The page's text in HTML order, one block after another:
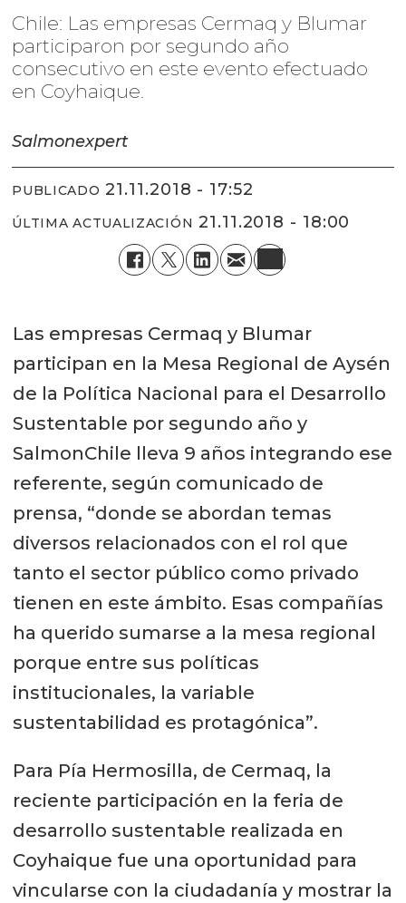
Chile: Las empresas Cermaq y Blumar
participaron por segundo año
consecutivo en este evento efectuado
en Coyhaique.
Salmonexpert
PUBLICADO 21.11.2018 - 17:52
ÚLTIMA ACTUALIZACIÓN 21.11.2018 - 18:00
Las empresas Cermaq y Blumar
participan en la Mesa Regional de Aysén
de la Política Nacional para el Desarrollo
Sustentable por segundo año y
SalmonChile lleva 9 años integrando ese
referente, según comunicado de
prensa, “donde se abordan temas
diversos relacionados con el rol que
tanto el sector público como privado
tienen en este ámbito. Esas compañías
ha querido sumarse a la mesa regional
porque entre sus políticas
institucionales, la variable
sustentabilidad es protagónica”.
Para Pía Hermosilla, de Cermaq, la
reciente participación en la feria de
desarrollo sustentable realizada en
Coyhaique fue una oportunidad para
vincularse con la ciudadanía y mostrar la